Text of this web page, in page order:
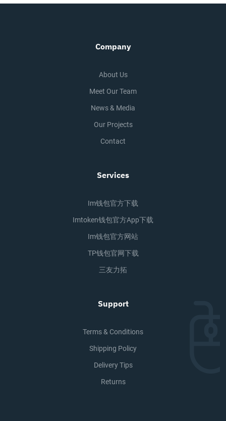
Company
About Us
Meet Our Team
News & Media
Our Projects
Contact
Services
Im钱包官方下载
Imtoken钱包官方app下载
Im钱包官方网站
TP钱包官网下载
三友力拓
Support
Terms & Conditions
Shipping Policy
Delivery Tips
Returns